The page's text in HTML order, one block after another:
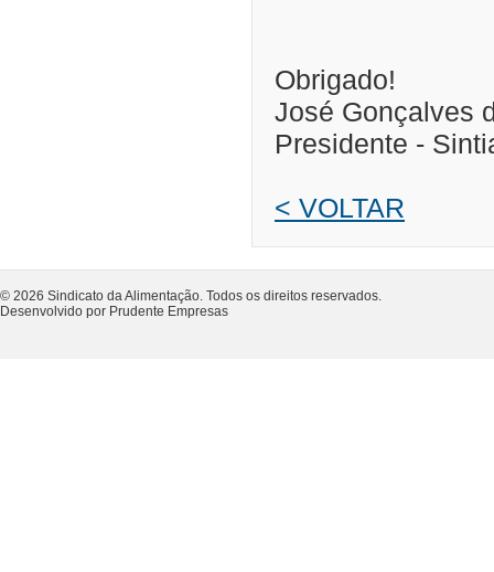
Obrigado!
José Gonçalves
Presidente -
< VOLTAR
© 2026 Sindicato da Alimentação. Todos os direitos reservados.
Desenvolvido por Prudente Empresas